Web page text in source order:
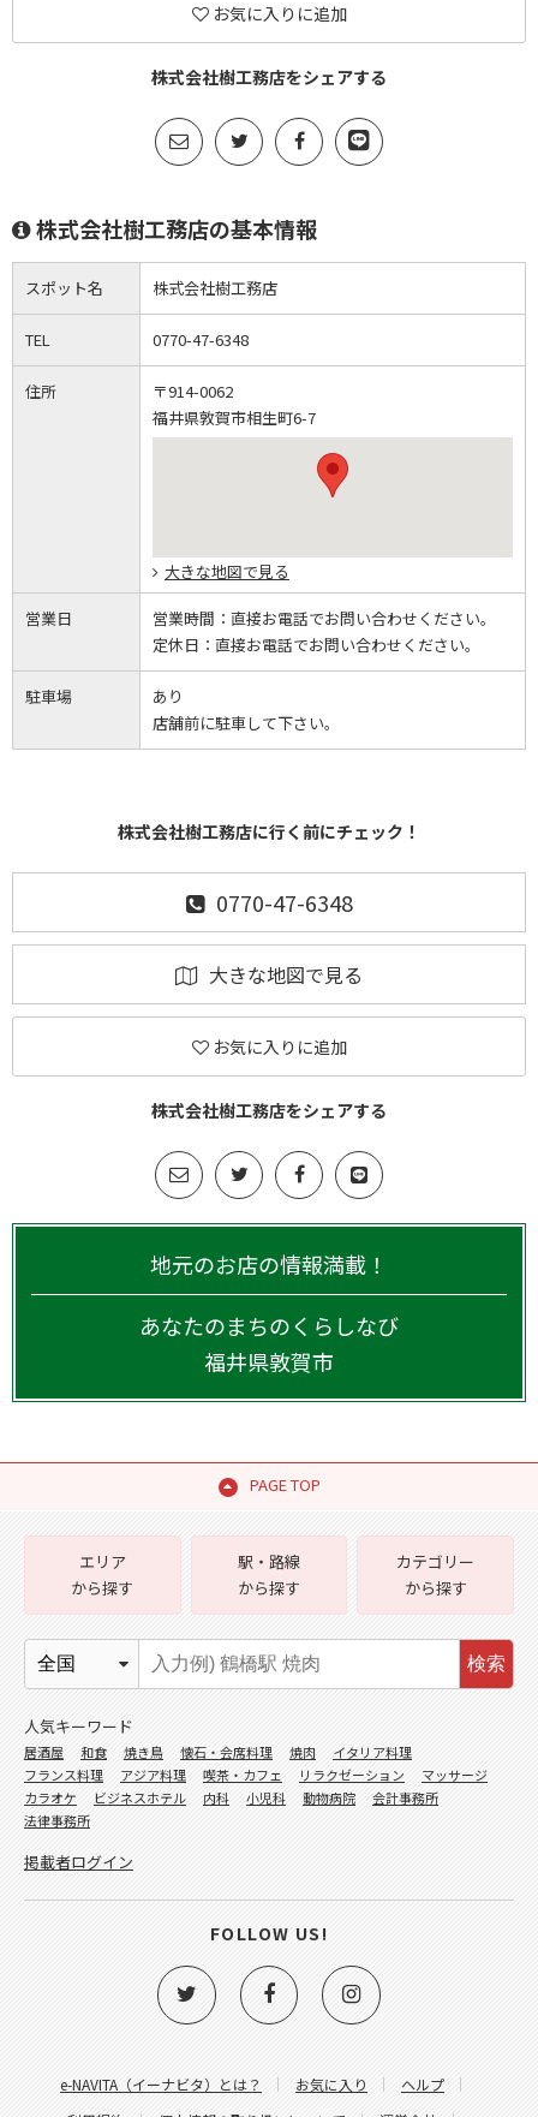
お気に入りに追加
株式会社樹工務店をシェアする
株式会社樹工務店の基本情報
スポット名 株式会社樹工務店
TEL 0770-47-6348
住所
〒914-0062
福井県敦賀市相生町6-7
大きな地図で見る
営業日 営業時間： 直接お電話でお問い合わせください。
定休日： 直接お電話でお問い合わせください。
駐車場
あり
店舗前に駐車して下さい。
株式会社樹工務店に行く前にチェック！
0770-47-6348
大きな地図で見る
お気に入りに追加
株式会社樹工務店をシェアする
地元のお店の情報満載！
あなたのまちのくらしなび
福井県敦賀市
PAGE TOP
e-NAVITA（イーナビタ）とは？ お気に入り
ヘルプ
エリア
から探す
駅・路線
から探す
カテゴリー
から探す
検索
人気キーワード
居酒屋 和食 焼き鳥 懐石・会席料理 焼肉
イタリア料理
フランス料理
アジア料理 喫茶・カフェ リラクゼーション
マッサージ
カラオケ
ビジネスホテル 内科 小児科 動物病院
会計事務所
法律事務所
掲載者ログイン
FOLLOW US!